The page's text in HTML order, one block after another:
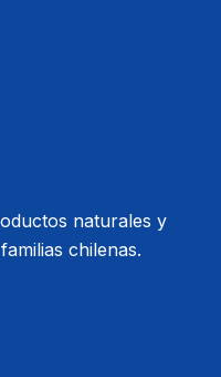
naturales y
chilenas.